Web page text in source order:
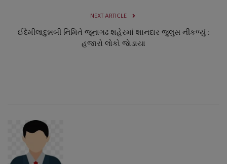
NEXT ARTICLE
ઈદેમીલાદુન્નબી નિમિતે જૂનાગઢ શહેરમાં શાનદાર જુલુસ નીકળ્યું :
હજારો લોકો જાેડાયા